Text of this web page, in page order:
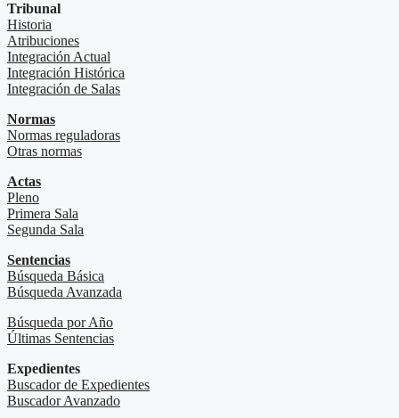
Tribunal
Historia
Atribuciones
Integración Actual
Integración Histórica
Integración de Salas
Normas
Normas reguladoras
Otras normas
Actas
Pleno
Primera Sala
Segunda Sala
Sentencias
Búsqueda Básica
Búsqueda Avanzada
Búsqueda por Año
Últimas Sentencias
Expedientes
Buscador de Expedientes
Buscador Avanzado